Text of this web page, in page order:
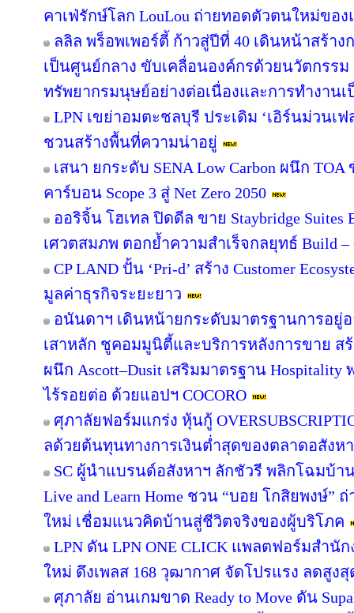
คาเฟ่รักษ์โลก LouLou ถ่ายทอดตัวตนใหม่ขอ
ลลิล พร็อพเพอร์ตี้ ก้าวสู่ปีที่ 40 เดินหน้าสร้า
เป็นศูนย์กลาง ขับเคลื่อนองค์กรด้วยนวัตกรร
ทรัพยากรมนุษย์อย่างต่อเนื่องและการทำงาน
LPN เขย่าอมตะชลบุรี ประเดิม ‘เอิร์นม่วนเฟ
ชวนสร้างพื้นที่ความน่าอยู่
เสนา ยกระดับ SENA Low Carbon ผนึก TOA
คาร์บอน Scope 3 สู่ Net Zero 2050
ออริจิ้น โฮเทล ปิดดีล ขาย Staybridge Suites
เศวตสมภพ ตอกย้ำความสำเร็จกลยุทธ์ Build –
CP LAND ปั้น ‘Pri-d’ สร้าง Customer
มูลค่าธุรกิจระยะยาว
อนันดาฯ เดินหน้ายกระดับมาตรฐานการอยู่อ
เสาหลัก ชูคอมมูนิตี้และบริการหลังการขาย สร้
ผนึก Ascott–Dusit เสริมมาตรฐาน
ไร้รอยต่อ ด้วยแอปฯ COCORO
ศุภาลัยฟอร์มแกร่ง หุ้นกู้
ลด้วยต้นทุนทางการเงินต่ำสุดของตลาดอสังห
SC ผู้นำแบรนด์อสังหาฯ ลักชัวรี พลิกโฉมบ้า
Live and Learn Home ชวน “บอย โกสิยพงษ์”
ใหม่ เชื่อมแนวคิดบ้านสู่ชีวิตจริงของผู้บริโภค
LPN ดัน LPN ONE CLICK แพลตฟอร์มสำนั
ใหม่ ดึงเพลส 168 วุฒากาศ จัดโปรแรง ลดสูงสุ
ศุภาลัย อ่านเกมขาด Ready to Move ดัน